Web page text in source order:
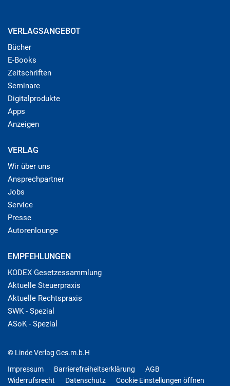
VERLAGSANGEBOT
Bücher
E-Books
Zeitschriften
Seminare
Digitalprodukte
Apps
Anzeigen
VERLAG
Wir über uns
Ansprechpartner
Jobs
Service
Presse
Autorenlounge
EMPFEHLUNGEN
KODEX Gesetzessammlung
Aktuelle Steuerpraxis
Aktuelle Rechtspraxis
SWK - Spezial
ASoK - Spezial
© Linde Verlag Ges.m.b.H
Impressum
Barrierefreiheitserklärung
AGB
Widerrufsrecht
Datenschutz Cookie Einstellungen öffnen